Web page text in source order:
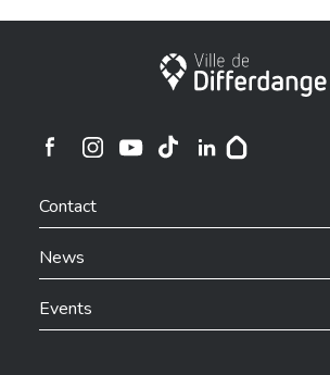
City of Differdange
Ville de Differdange sur Instagram
Contact
News
Events